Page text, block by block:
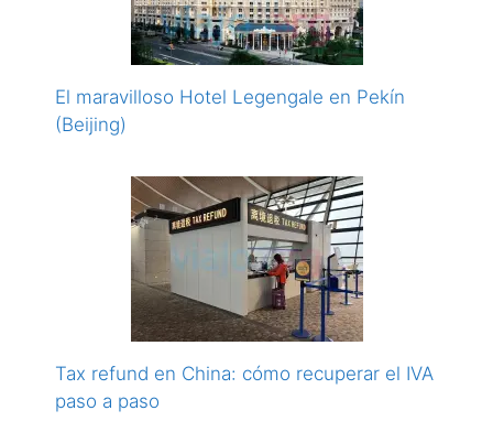
El maravilloso Hotel Legengale en Pekín
(Beijing)
Tax refund en China: cómo recuperar el IVA
paso a paso